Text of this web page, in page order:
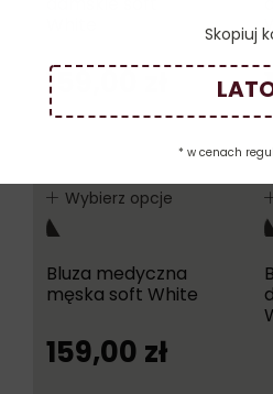
159,00
Wybierz opcje
Bluza medyczna
męska soft White
159,00 zł
Skopiuj
* w cenach